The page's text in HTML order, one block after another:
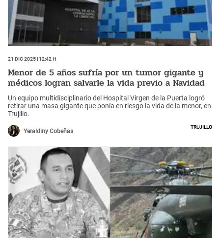
21 Dic 2025 | 12:42 h
Menor de 5 años sufría por un tumor gigante y
médicos logran salvarle la vida previo a Navidad
Un equipo multidisciplinario del Hospital Virgen de la Puerta logró
retirar una masa gigante que ponía en riesgo la vida de la menor, en
Trujillo.
Yeraldiny Cobeñas
Trujillo